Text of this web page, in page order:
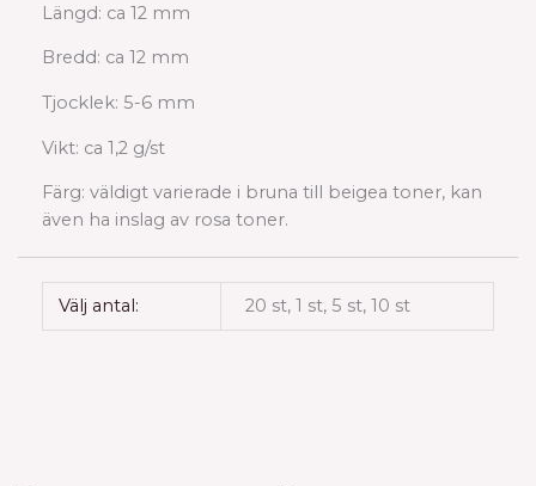
Längd: ca 12 mm
Bredd: ca 12 mm
Tjocklek: 5-6 mm
Vikt: ca 1,2 g/st
Färg: väldigt varierade i bruna till beigea toner, kan
även ha inslag av rosa toner.
Välj antal: 20 st, 1 st, 5 st, 10 st